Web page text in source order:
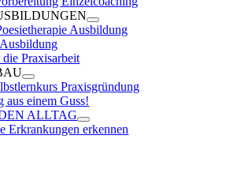
Ausbildung
Praxisarbeit
Praxisgründung
aus einem Guss!
ALLTAG
Erkrankungen erkennen